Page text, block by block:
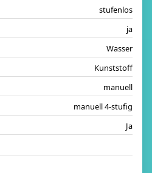
stufenlos
ja
Wasser
Kunststoff
manuell
manuell 4-stufig
Ja